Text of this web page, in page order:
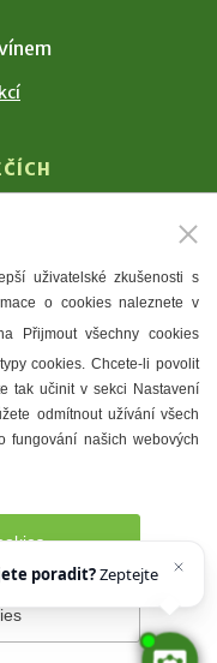
galerie
uživatelské zkušenosti s
o cookies naleznete v
Přijmout všechny cookies
cookies. Chcete-li povolit
tak učinit v sekci Nastavení
odmítnout užívání všech
fungování našich webových
Zeptejte se našeho